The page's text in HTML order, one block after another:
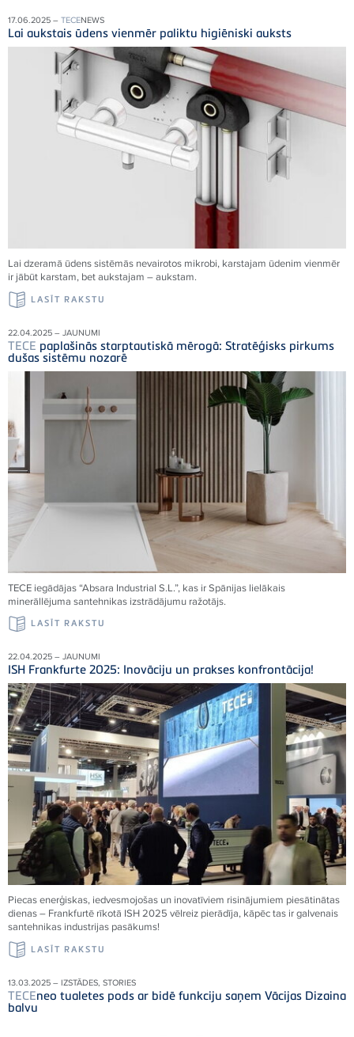
17.06.2025 – TECENEWS
Lai aukstais ūdens vienmēr paliktu higiēniski auksts
Lai dzeramā ūdens sistēmās nevairotos mikrobi, karstajam ūdenim vienmēr
ir jābūt karstam, bet aukstajam – aukstam.
LASĪT RAKSTU
22.04.2025 – JAUNUMI
TECE paplašinās starptautiskā mērogā: Stratēģisks pirkums
dušas sistēmu nozarē
TECE iegādājas “Absara Industrial S.L.”, kas ir Spānijas lielākais
minerāllējuma santehnikas izstrādājumu ražotājs.
LASĪT RAKSTU
22.04.2025 – JAUNUMI
ISH Frankfurte 2025: Inovāciju un prakses konfrontācija!
Piecas enerģiskas, iedvesmojošas un inovatīviem risinājumiem piesātinātas
dienas – Frankfurtē rīkotā ISH 2025 vēlreiz pierādīja, kāpēc tas ir galvenais
santehnikas industrijas pasākums!
LASĪT RAKSTU
13.03.2025 – IZSTĀDES, STORIES
TECEneo tualetes pods ar bidē funkciju saņem Vācijas Dizaina
balvu